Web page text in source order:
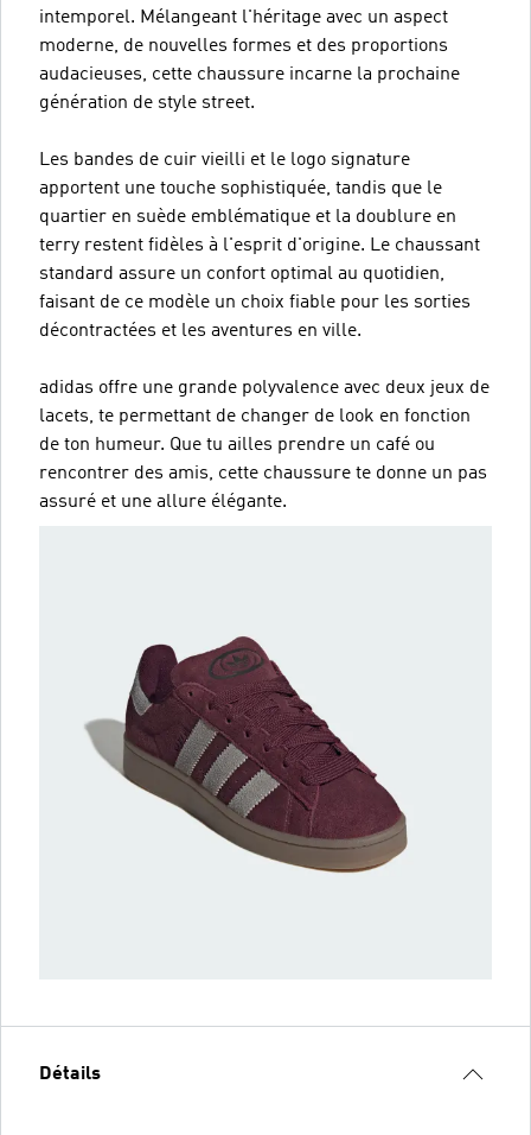
intemporel. Mélangeant l'héritage avec un aspect
moderne, de nouvelles formes et des proportions
audacieuses, cette chaussure incarne la prochaine
génération de style street.
Les bandes de cuir vieilli et le logo signature
apportent une touche sophistiquée, tandis que le
quartier en suède emblématique et la doublure en
terry restent fidèles à l'esprit d'origine. Le chaussant
standard assure un confort optimal au quotidien,
faisant de ce modèle un choix fiable pour les sorties
décontractées et les aventures en ville.
adidas offre une grande polyvalence avec deux jeux de
lacets, te permettant de changer de look en fonction
de ton humeur. Que tu ailles prendre un café ou
rencontrer des amis, cette chaussure te donne un pas
assuré et une allure élégante.
Détails